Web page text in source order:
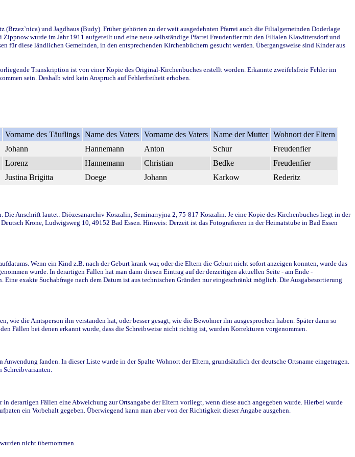
und Jagdhaus (Budy). Früher gehörten zu der weit ausgedehnten Pfarrei auch die Filialgemeinden Doderlage
wurde im Jahr 1911 aufgeteilt und eine neue selbständige Pfarrei Freudenfier mit den Filialen Klawittersdorf und
diese ländlichen Gemeinden, in den entsprechenden Kirchenbüchern gesucht werden. Übergangsweise sind Kinder aus
Transkription ist von einer Kopie des Original-Kirchenbuches erstellt worden. Erkannte zweifelsfreie Fehler im
sein. Deshalb wird kein Anspruch auf Fehlerfreiheit erhoben.
Vorname des Täuflings Name des Vaters Vorname des Vaters Name der Mutter Wohnort der Eltern
Johann Hannemann Anton Schur
Freudenfier
Lorenz Hannemann Christian Bedke
Freudenfier
Justina Brigitta Doege Johann Karkow Rederitz
Anschrift lautet: Diözesanarchiv Koszalin, Seminarryjna 2, 75-817 Koszalin. Je eine Kopie des Kirchenbuches liegt in der
Krone, Ludwigsweg 10, 49152 Bad Essen. Hinweis: Derzeit ist das Fotografieren in der Heimatstube in Bad Essen
Wenn ein Kind z.B. nach der Geburt krank war, oder die Eltern die Geburt nicht sofort anzeigen konnten, wurde das
wurde. In derartigen Fällen hat man dann diesen Eintrag auf der derzeitigen aktuellen Seite - am Ende -
exakte Suchabfrage nach dem Datum ist aus technischen Gründen nur eingeschränkt möglich. Die Ausgabesortierung
die Amtsperson ihn verstanden hat, oder besser gesagt, wie die Bewohner ihn ausgesprochen haben. Später dann so
Fällen bei denen erkannt wurde, dass die Schreibweise nicht richtig ist, wurden Korrekturen vorgenommen.
fanden. In dieser Liste wurde in der Spalte Wohnort der Eltern, grundsätzlich der deutsche Ortsname eingetragen.
derartigen Fällen eine Abweichung zur Ortsangabe der Eltern vorliegt, wenn diese auch angegeben wurde. Hierbei wurde
ein Vorbehalt gegeben. Überwiegend kann man aber von der Richtigkeit dieser Angabe ausgehen.
nicht übernommen.